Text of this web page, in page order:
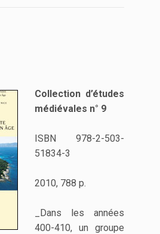
Collection d’études
médiévales n° 9
ISBN 978-2-503-
51834-3
2010, 788 p.
_Dans les années
400-410, un groupe